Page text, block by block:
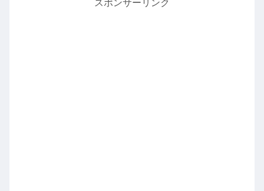
スポンサーリンク